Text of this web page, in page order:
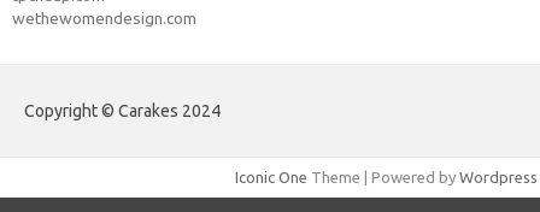
wethewomendesign.com
Copyright © Carakes 2024
Iconic One Theme | Powered by Wordpress